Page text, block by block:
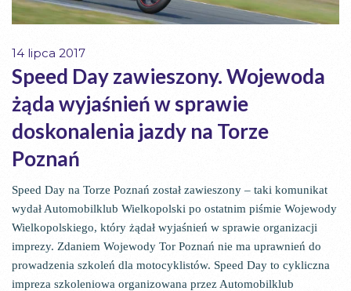
14 lipca 2017
Speed Day zawieszony. Wojewoda
żąda wyjaśnień w sprawie
doskonalenia jazdy na Torze
Poznań
Speed Day na Torze Poznań został zawieszony – taki komunikat
wydał Automobilklub Wielkopolski po ostatnim piśmie Wojewody
Wielkopolskiego, który żądał wyjaśnień w sprawie organizacji
imprezy. Zdaniem Wojewody Tor Poznań nie ma uprawnień do
prowadzenia szkoleń dla motocyklistów. Speed Day to cykliczna
impreza szkoleniowa organizowana przez Automobilklub